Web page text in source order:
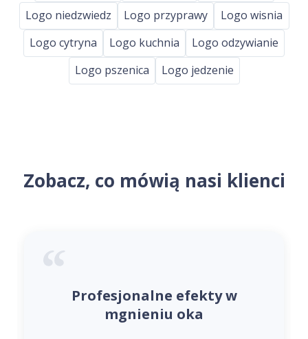
Logo niedzwiedz
Logo przyprawy
Logo wisnia
Logo cytryna
Logo kuchnia
Logo odzywianie
Logo pszenica
Logo jedzenie
Zobacz, co mówią nasi klienci
Profesjonalne efekty w
mgnieniu oka